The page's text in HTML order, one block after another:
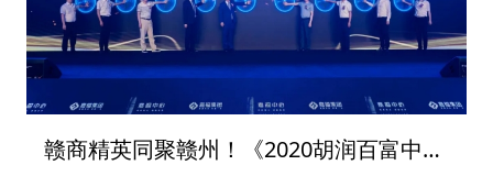
赣商精英同聚赣州！《2020胡润百富中国